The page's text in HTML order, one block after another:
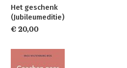
Het geschenk
(Jubileumeditie)
€ 20,00